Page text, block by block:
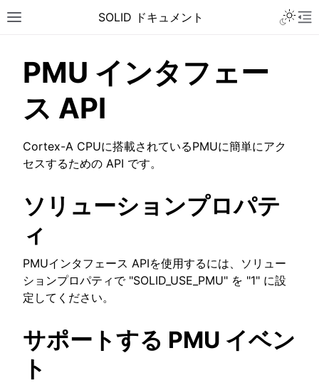
Toggle site navigation sidebar
SOLID ドキュメント
navigation of チュートリアル
navigation of SOLID-OS
PMU インタフェー
ス API
Cortex-A CPUに搭載されているPMUに簡単にアク
セスするための API です。
ソリューションプロパテ
ィ
PMUインタフェース APIを使用するには、ソリュー
ションプロパティで "SOLID_USE_PMU" を "1" に設
定してください。
サポートする PMU イベン
ト